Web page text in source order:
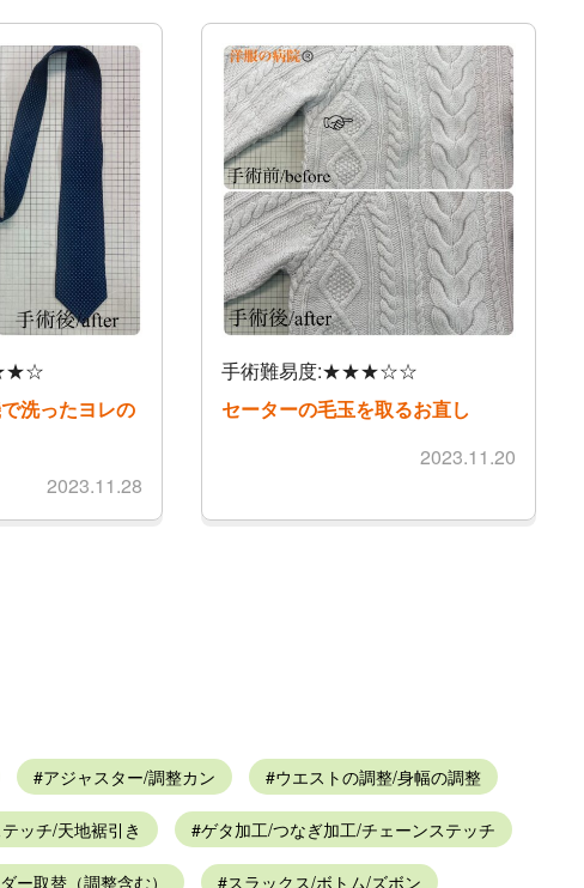
洗ったヨレの
2023.11.28
手術難易度:★★★☆☆
セーターの毛玉を取るお直し
2023.11.20
アジャスター/調整カン ウエストの調整/身幅の調整
ッチ/天地裾引き ゲタ加工/つなぎ加工/チェーンステッチ
ー取替（調整含む） スラックス/ボトム/ズボン